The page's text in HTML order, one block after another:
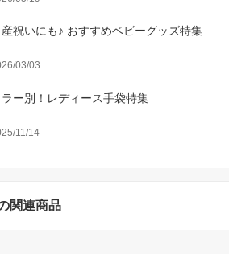
産祝いにも♪ おすすめベビーグッズ特集
03/03
ラー別！レディース手袋特集
11/14
関連商品